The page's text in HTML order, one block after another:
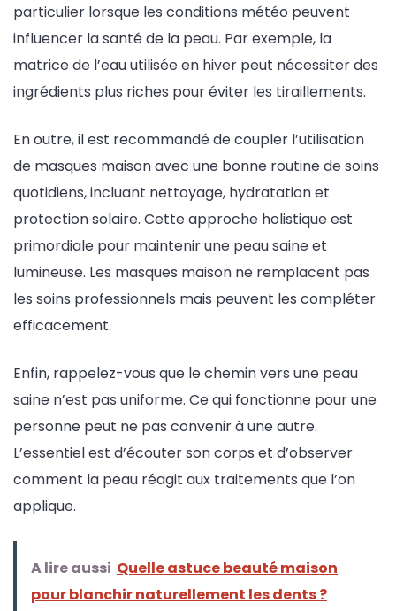
particulier lorsque les conditions météo peuvent
influencer la santé de la peau. Par exemple, la
matrice de l’eau utilisée en hiver peut nécessiter des
ingrédients plus riches pour éviter les tiraillements.
En outre, il est recommandé de coupler l’utilisation
de masques maison avec une bonne routine de soins
quotidiens, incluant nettoyage, hydratation et
protection solaire. Cette approche holistique est
primordiale pour maintenir une peau saine et
lumineuse. Les masques maison ne remplacent pas
les soins professionnels mais peuvent les compléter
efficacement.
Enfin, rappelez-vous que le chemin vers une peau
saine n’est pas uniforme. Ce qui fonctionne pour une
personne peut ne pas convenir à une autre.
L’essentiel est d’écouter son corps et d’observer
comment la peau réagit aux traitements que l’on
applique.
A lire aussi Quelle astuce beauté maison
pour blanchir naturellement les dents ?